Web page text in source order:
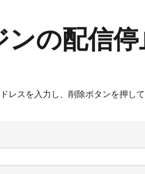
ンの配信停
レスを入力し、削除ボタンを押して